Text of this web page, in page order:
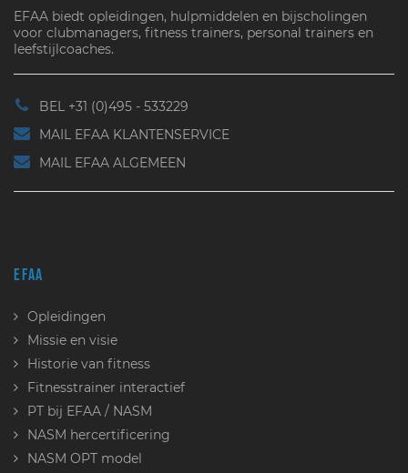
EFAA biedt opleidingen, hulpmiddelen en bijscholingen
voor clubmanagers, fitness trainers, personal trainers en
leefstijlcoaches.
BEL +31 (0)495 - 533229
MAIL EFAA KLANTENSERVICE
MAIL EFAA ALGEMEEN
EFAA
Opleidingen
Missie en visie
Historie van fitness
Fitnesstrainer interactief
PT bij EFAA / NASM
NASM hercertificering
NASM OPT model